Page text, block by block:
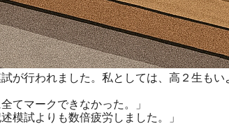
が行われました。私としては、高２生も
てマークできなかった。」
模試よりも数倍疲労しました。」